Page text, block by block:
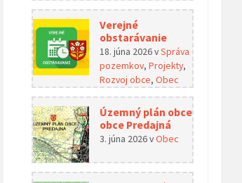
Verejné
obstarávanie
18. júna 2026vSpráva
pozemkov, Projekty,
Rozvoj obce, Obec
Územný plán obce
obce Predajná
3. júna 2026vObec